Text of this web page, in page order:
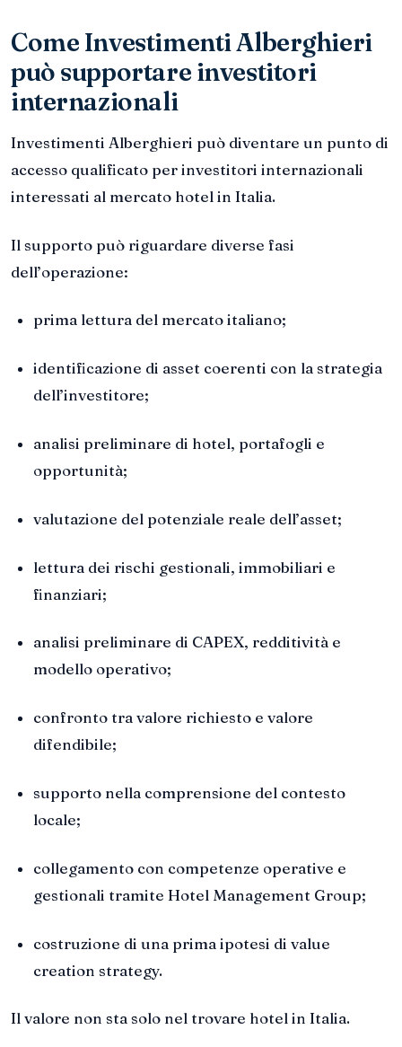
Come Investimenti Alberghieri
può supportare investitori
internazionali
Investimenti Alberghieri può diventare un punto di
accesso qualificato per investitori internazionali
interessati al mercato hotel in Italia.
Il supporto può riguardare diverse fasi
dell’operazione:
prima lettura del mercato italiano;
identificazione di asset coerenti con la strategia
dell’investitore;
analisi preliminare di hotel, portafogli e
opportunità;
valutazione del potenziale reale dell’asset;
lettura dei rischi gestionali, immobiliari e
finanziari;
analisi preliminare di CAPEX, redditività e
modello operativo;
confronto tra valore richiesto e valore
difendibile;
supporto nella comprensione del contesto
locale;
collegamento con competenze operative e
gestionali tramite Hotel Management Group;
costruzione di una prima ipotesi di value
creation strategy.
Il valore non sta solo nel trovare hotel in Italia.